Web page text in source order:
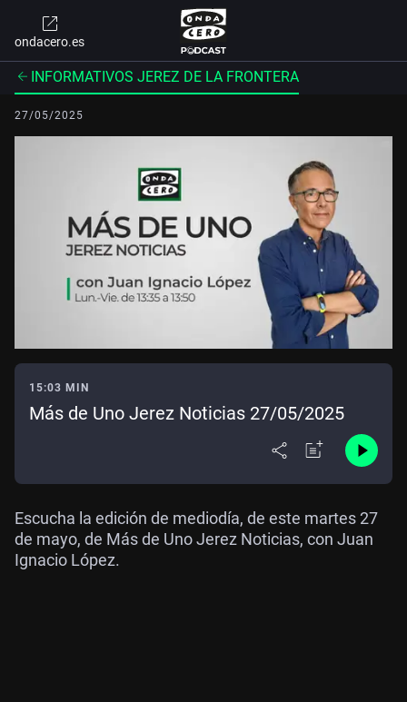
ondacero.es
INFORMATIVOS JEREZ DE LA FRONTERA
27/05/2025
15:03 MIN
Más de Uno Jerez Noticias 27/05/2025
Escucha la edición de mediodía, de este martes 27
de mayo, de Más de Uno Jerez Noticias, con Juan
Ignacio López.